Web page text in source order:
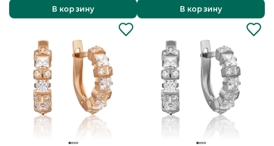
В корзину
В корзину